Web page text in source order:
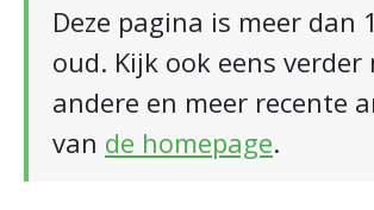
Deze pagina is meer dan
oud. Kijk ook eens verder
andere en meer recente
van de homepage.